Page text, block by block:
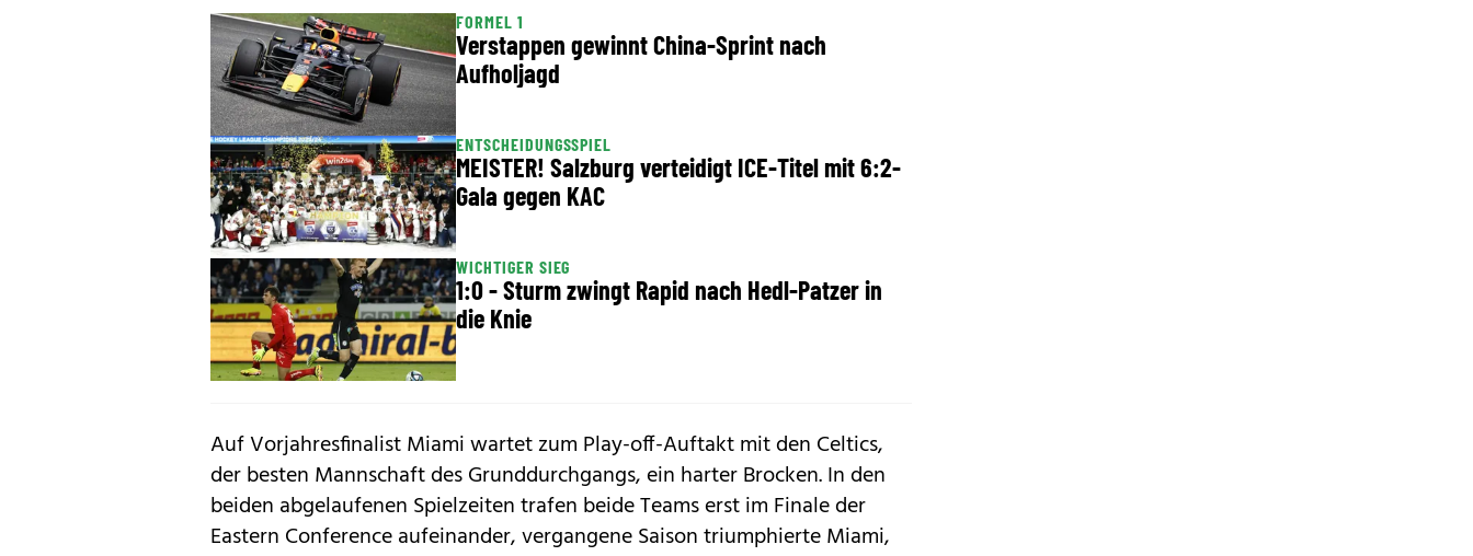
FORMEL 1
Verstappen gewinnt China-Sprint nach
Aufholjagd
ENTSCHEIDUNGSSPIEL
MEISTER! Salzburg verteidigt ICE-Titel mit 6:2-
Gala gegen KAC
WICHTIGER SIEG
1:0 - Sturm zwingt Rapid nach Hedl-Patzer in
die Knie
Auf Vorjahresfinalist Miami wartet zum Play-off-Auftakt mit den Celtics,
der besten Mannschaft des Grunddurchgangs, ein harter Brocken. In den
beiden abgelaufenen Spielzeiten trafen beide Teams erst im Finale der
Eastern Conference aufeinander, vergangene Saison triumphierte Miami,